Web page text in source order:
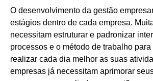
O desenvolvimento da gestão
estágios dentro de cada empresa.
necessitam estruturar e padronizar
processos e o método de trabalho
realizar cada dia melhor as suas
empresas já necessitam aprimorar